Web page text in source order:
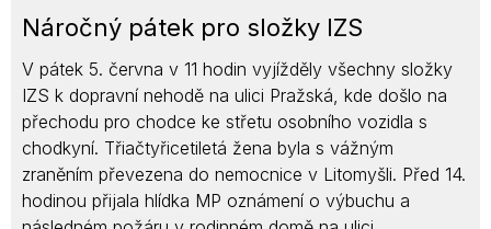
Náročný pátek pro složky IZS
V pátek 5. června v 11 hodin vyjížděly všechny složky
IZS k dopravní nehodě na ulici Pražská, kde došlo na
přechodu pro chodce ke střetu osobního vozidla s
chodkyní. Třiačtyřicetiletá žena byla s vážným
zraněním převezena do nemocnice v Litomyšli. Před 14.
hodinou přijala hlídka MP oznámení o výbuchu a